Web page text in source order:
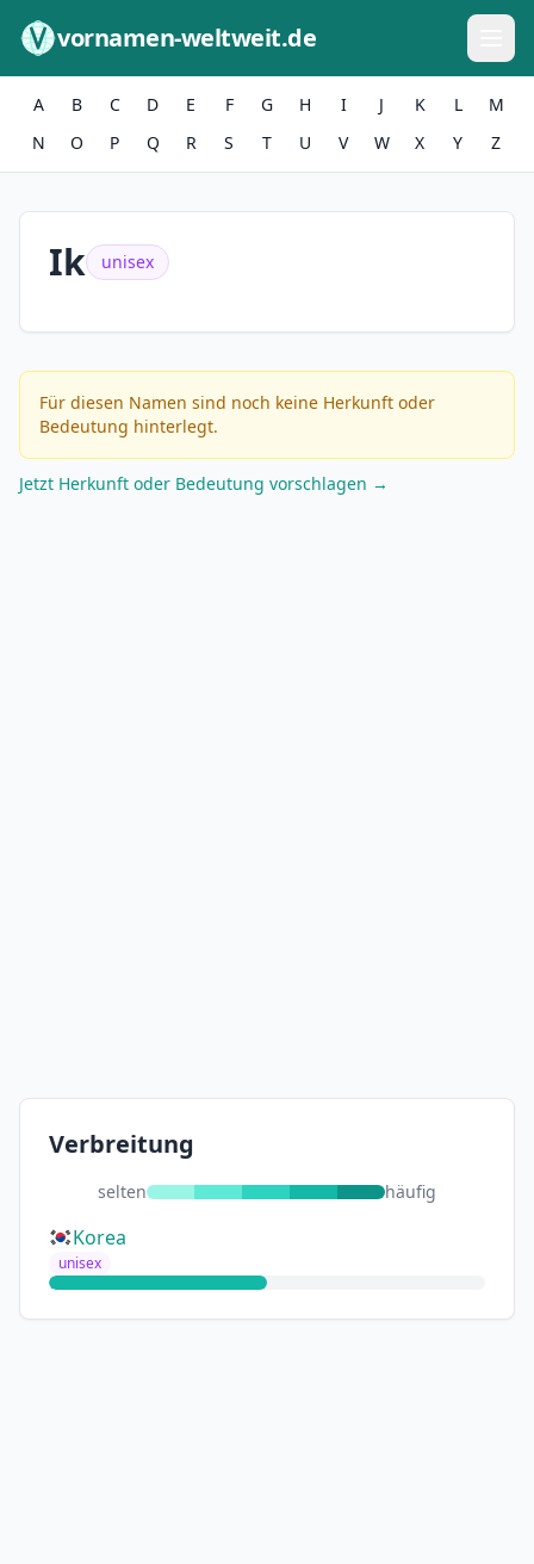
vornamen-weltweit.de
A B C D E F G H I J K L
M
N
O P Q R S T U V W X Y Z
Ik unisex
Für diesen Namen sind noch keine Herkunft oder
Bedeutung hinterlegt.
Jetzt Herkunft oder Bedeutung vorschlagen →
Verbreitung
selten häufig
Korea
unisex